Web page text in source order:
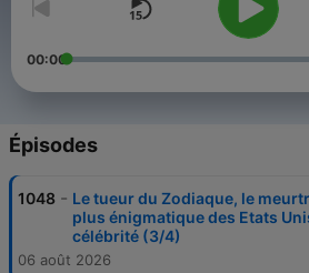
première. Pour celles et ceux qui ne sont pas abonné.es, les
nouveaux épisodes restent
gratuitement chaque jeudi sur Apple
00:00
Épisodes
1048 - Le tueur du Zodiaque, le
plus énigmatique des Etats
célébrité (3/4)
06 août 2026